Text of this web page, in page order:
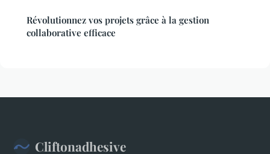
Révolutionnez vos projets grâce à la gestion
collaborative efficace
Cliftonadhesive